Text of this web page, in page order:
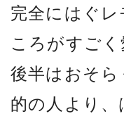
完全にはぐ
ころがすごく
後半はおそ
的の人より、